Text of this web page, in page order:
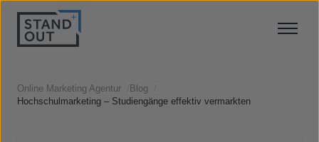
Online Marketing Agentur Blog
Hochschulmarketing – Studiengänge effektiv vermarkten